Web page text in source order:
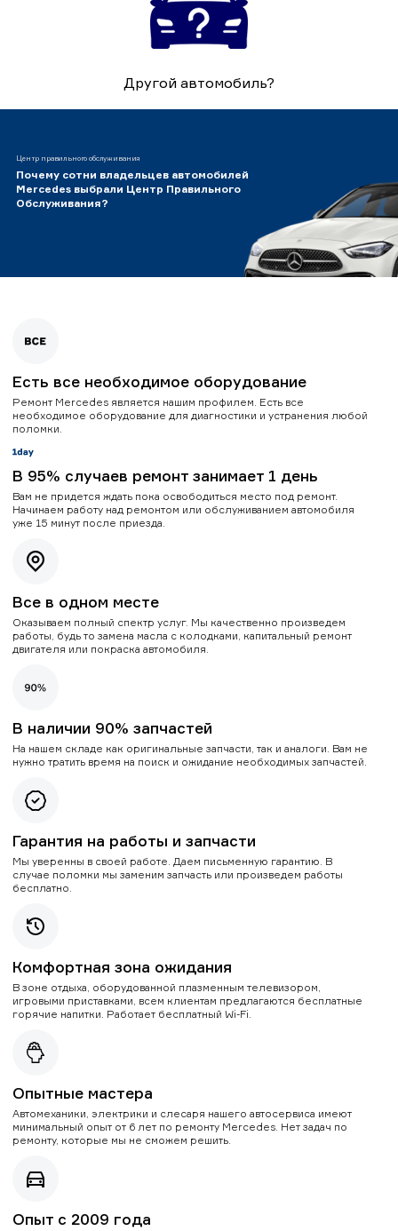
Другой автомобиль?
Центр правильного обслуживания
Почему сотни владельцев автомобилей
Mercedes выбрали Центр Правильного
Обслуживания?
Есть все необходимое оборудование
Ремонт Mercedes является нашим профилем. Есть все
необходимое оборудование для диагностики и устранения любой
поломки.
В 95% случаев ремонт занимает 1 день
Вам не придется ждать пока освободиться место под ремонт.
Начинаем работу над ремонтом или обслуживанием автомобиля
уже 15 минут после приезда.
Все в одном месте
Оказываем полный спектр услуг. Мы качественно произведем
работы, будь то замена масла с колодками, капитальный ремонт
двигателя или покраска автомобиля.
В наличии 90% запчастей
На нашем складе как оригинальные запчасти, так и аналоги. Вам не
нужно тратить время на поиск и ожидание необходимых запчастей.
Гарантия на работы и запчасти
Мы уверенны в своей работе. Даем письменную гарантию. В
случае поломки мы заменим запчасть или произведем работы
бесплатно.
Комфортная зона ожидания
В зоне отдыха, оборудованной плазменным телевизором,
игровыми приставками, всем клиентам предлагаются бесплатные
горячие напитки. Работает бесплатный Wi-Fi.
Опытные мастера
Автомеханики, электрики и слесаря нашего автосервиса имеют
минимальный опыт от 6 лет по ремонту Mercedes. Нет задач по
ремонту, которые мы не сможем решить.
Опыт с 2009 года